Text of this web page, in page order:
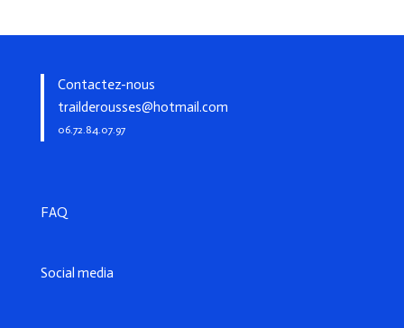
Contactez-nous
trailderousses@hotmail.com
06.72.84.07.97
FAQ
Social media